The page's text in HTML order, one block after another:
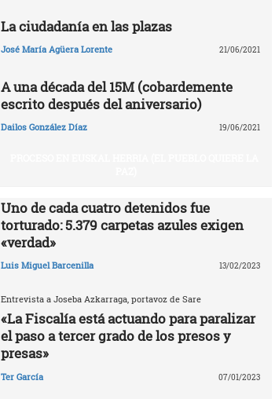
La ciudadanía en las plazas
José María Agüera Lorente 21/06/2021
A una década del 15M (cobardemente
escrito después del aniversario)
Dailos González Díaz 19/06/2021
Uno de cada cuatro detenidos fue
torturado: 5.379 carpetas azules exigen
«verdad»
Luis Miguel Barcenilla 13/02/2023
Entrevista a Joseba Azkarraga, portavoz de Sare
«La Fiscalía está actuando para paralizar
el paso a tercer grado de los presos y
presas»
Ter García 07/01/2023